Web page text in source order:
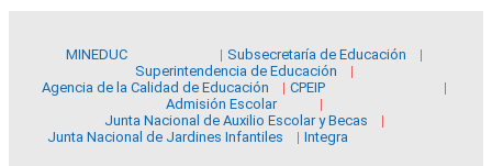
MINEDUC
Subsecretaría de Educación
Superintendencia de Educación
Agencia de la Calidad de Educación
CPEIP
Admisión Escolar
Junta Nacional de Auxilio Escolar y Becas
Junta Nacional de Jardines Infantiles
Integra